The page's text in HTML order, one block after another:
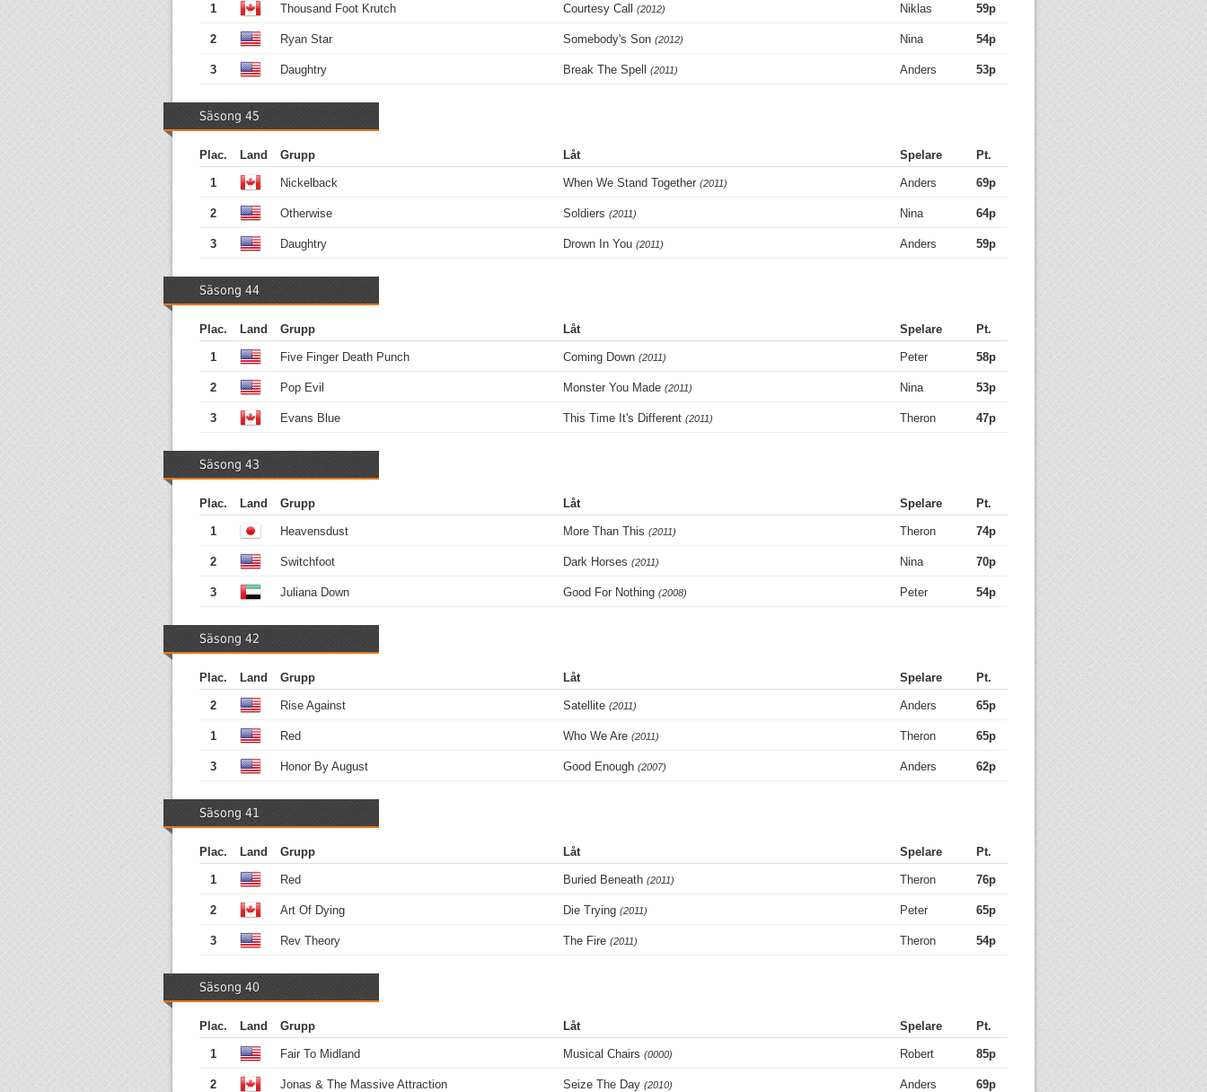
1 Thousand Foot Krutch Courtesy Call (2012) Niklas 59p
2 Ryan Star Somebody's Son (2012) Nina 54p
3 Daughtry Break The Spell (2011) Anders 53p
Säsong 45
Plac. Land Grupp Låt Spelare Pt.
1 Nickelback When We Stand Together (2011) Anders 69p
2 Otherwise Soldiers (2011) Nina 64p
3 Daughtry Drown In You (2011) Anders 59p
Säsong 44
Plac. Land Grupp Låt Spelare Pt.
1 Five Finger Death Punch Coming Down (2011) Peter 58p
2 Pop Evil Monster You Made (2011) Nina 53p
3 Evans Blue This Time It's Different (2011) Theron 47p
Säsong 43
Plac. Land Grupp Låt Spelare Pt.
1 Heavensdust More Than This (2011) Theron 74p
2 Switchfoot Dark Horses (2011) Nina 70p
3 Juliana Down Good For Nothing (2008) Peter 54p
Säsong 42
Plac. Land Grupp Låt Spelare Pt.
2 Rise Against Satellite (2011) Anders 65p
1 Red Who We Are (2011) Theron 65p
3 Honor By August Good Enough (2007) Anders 62p
Säsong 41
Plac. Land Grupp Låt Spelare Pt.
1 Red Buried Beneath (2011) Theron 76p
2 Art Of Dying Die Trying (2011) Peter 65p
3 Rev Theory The Fire (2011) Theron 54p
Säsong 40
Plac. Land Grupp Låt Spelare Pt.
1 Fair To Midland Musical Chairs (0000) Robert 85p
2 Jonas & The Massive Attraction Seize The Day (2010) Anders 69p